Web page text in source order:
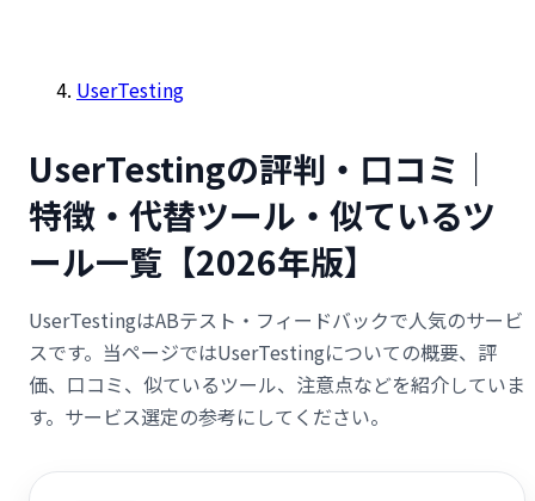
UserTesting
UserTestingの評判・口コミ｜
特徴・代替ツール・似ているツ
ール一覧【2026年版】
UserTestingはABテスト・フィードバックで人気のサービ
スです。当ページではUserTestingについての概要、評
価、口コミ、似ているツール、注意点などを紹介していま
す。サービス選定の参考にしてください。